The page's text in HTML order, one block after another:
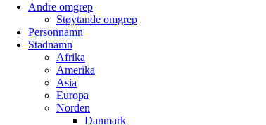
Andre omgrep
Støytande omgrep
Personnamn
Stadnamn
Afrika
Amerika
Asia
Europa
Norden
Danmark